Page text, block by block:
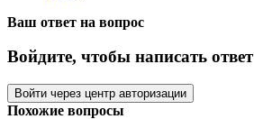
Ваш ответ на вопрос
Войдите, чтобы написать ответ
Войти через центр авторизации
Похожие вопросы